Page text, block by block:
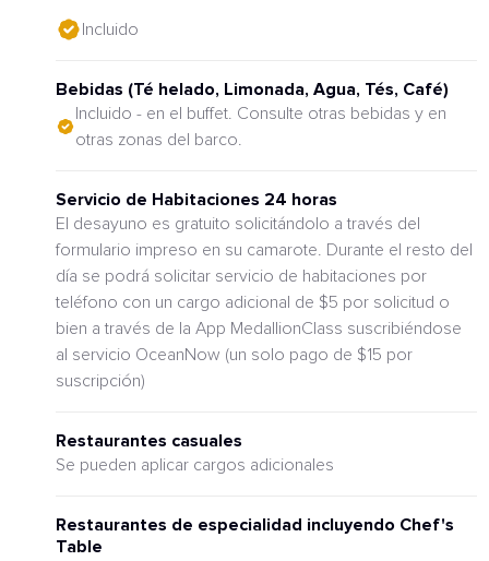
Incluido
Bebidas (Té helado, Limonada, Agua, Tés, Café)
Incluido - en el buffet. Consulte otras bebidas y en
otras zonas del barco.
Servicio de Habitaciones 24 horas
El desayuno es gratuito solicitándolo a través del
formulario impreso en su camarote. Durante el resto del
día se podrá solicitar servicio de habitaciones por
teléfono con un cargo adicional de $5 por solicitud o
bien a través de la App MedallionClass suscribiéndose
al servicio OceanNow (un solo pago de $15 por
suscripción)
Restaurantes casuales
Se pueden aplicar cargos adicionales
Restaurantes de especialidad incluyendo Chef's
Table